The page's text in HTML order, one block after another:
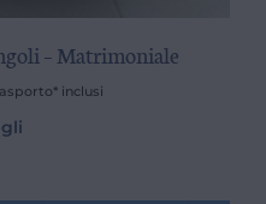
– Matrimoniale
inclusi